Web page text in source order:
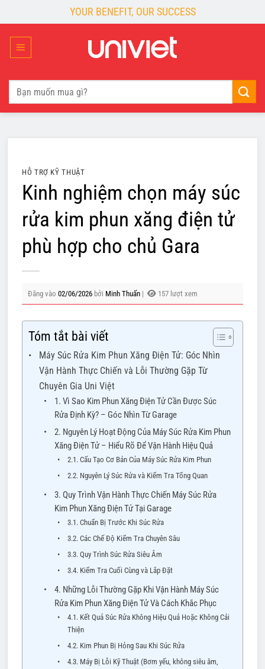
to
content
YOUR BENEFIT, OUR SUCCESS
Tìm
kiếm:
HỖ TRỢ KỸ THUẬT
Kinh nghiệm chọn máy súc
rửa kim phun xăng điện tử
phù hợp cho chủ Gara
Đăng vào 02/06/2026 bởi Minh Thuấn | 157 lượt xem
Tóm tắt bài viết
Máy Súc Rửa Kim Phun Xăng Điện Tử: Góc Nhìn
Vận Hành Thực Chiến và Lỗi Thường Gặp Từ
Chuyên Gia Uni Việt
1. Vì Sao Kim Phun Xăng Điện Tử Cần Được Súc
Rửa Định Kỳ? – Góc Nhìn Từ Garage
2. Nguyên Lý Hoạt Động Của Máy Súc Rửa Kim Phun
Xăng Điện Tử – Hiểu Rõ Để Vận Hành Hiệu Quả
2.1. Cấu Tạo Cơ Bản Của Máy Súc Rửa Kim Phun
2.2. Nguyên Lý Súc Rửa và Kiểm Tra Tổng Quan
3. Quy Trình Vận Hành Thực Chiến Máy Súc Rửa
Kim Phun Xăng Điện Tử Tại Garage
3.1. Chuẩn Bị Trước Khi Súc Rửa
3.2. Các Chế Độ Kiểm Tra Chuyên Sâu
3.3. Quy Trình Súc Rửa Siêu Âm
3.4. Kiểm Tra Cuối Cùng và Lắp Đặt
4. Những Lỗi Thường Gặp Khi Vận Hành Máy Súc
Rửa Kim Phun Xăng Điện Tử Và Cách Khắc Phục
4.1. Kết Quả Súc Rửa Không Hiệu Quả Hoặc Không Cải
Thiện
4.2. Kim Phun Bị Hỏng Sau Khi Súc Rửa
4.3. Máy Bị Lỗi Kỹ Thuật (Bơm yếu, không siêu âm,